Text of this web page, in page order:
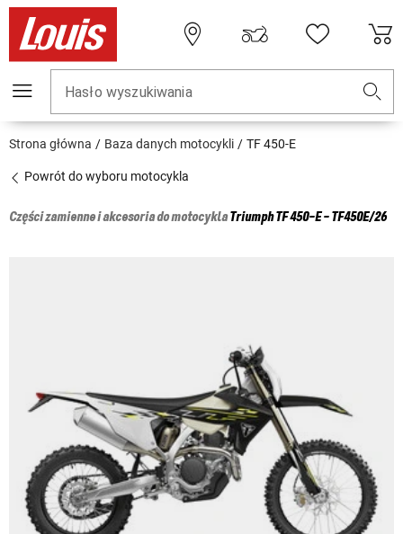
Hasło wyszukiwania
Strona główna Baza danych motocykli TF 450-E
Powrót do wyboru motocykla
Części zamienne i akcesoria do motocyklaTriumphTF 450-E - TF450E/26